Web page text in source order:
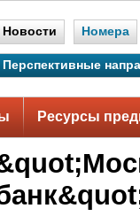
Новости Номера
Перспективные
Ресурсы